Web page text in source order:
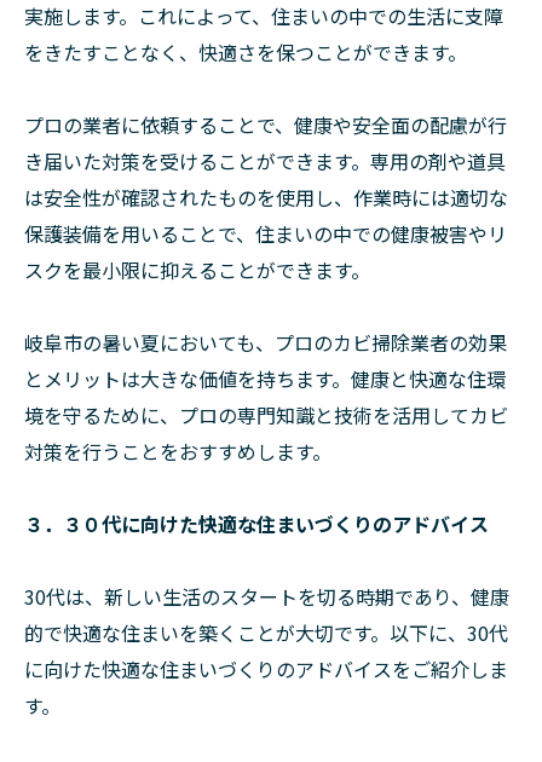
実施します。これによって、住まいの中での生活に支障
をきたすことなく、快適さを保つことができます。
プロの業者に依頼することで、健康や安全面の配慮が行
き届いた対策を受けることができます。専用の剤や道具
は安全性が確認されたものを使用し、作業時には適切な
保護装備を用いることで、住まいの中での健康被害やリ
スクを最小限に抑えることができます。
岐阜市の暑い夏においても、プロのカビ掃除業者の効果
とメリットは大きな価値を持ちます。健康と快適な住環
境を守るために、プロの専門知識と技術を活用してカビ
対策を行うことをおすすめします。
３．３０代に向けた快適な住まいづくりのアドバイス
30代は、新しい生活のスタートを切る時期であり、健康
的で快適な住まいを築くことが大切です。以下に、30代
に向けた快適な住まいづくりのアドバイスをご紹介しま
す。